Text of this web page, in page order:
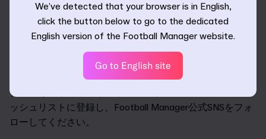
ゲームプレイ以外にも、セーブデータ変換機能により、
『FM23 Console』、『FM24 Console』のキャリアを本作でも
そのまま引き継いでプレイできます。
『FM26 Console』で、あなたが思い描く唯一無二のサッカ
ーの世界を実現しましょう。発売前の最新情報やアップ
デートをいち早く受け取りたい方は、Xbox、PS5のウィ
ッシュリストに登録し、Football Manager公式SNSをフォ
ローしてください。
We’ve detected that your browser is in English,
click the button below to go to the dedicated
English version of the Football Manager website.
Go to English site